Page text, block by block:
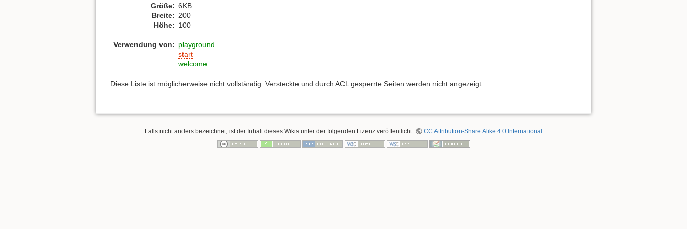
Größe: 6KB
Breite: 200
Höhe: 100
Verwendung von: playground
start
welcome
Diese Liste ist möglicherweise nicht vollständig. Versteckte und durch ACL gesperrte Seiten werden nicht angezeigt.
Falls nicht anders bezeichnet, ist der Inhalt dieses Wikis unter der folgenden Lizenz veröffentlicht: CC Attribution-Share Alike 4.0 International